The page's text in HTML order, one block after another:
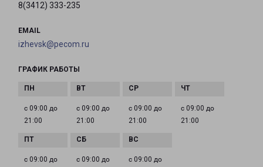
8(3412) 333-235
EMAIL
izhevsk@pecom.ru
ГРАФИК РАБОТЫ
с 09:00 до
21:00
с 09:00 до
21:00
с 09:00 до
21:00
с 09:00 до
21:00
с 09:00 до
с 09:00 до
с 09:00 до